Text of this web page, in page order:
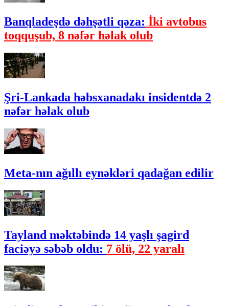
Banqladeşdə dəhşətli qəza: İki avtobus
toqquşub, 8 nəfər həlak olub
Şri-Lankada həbsxanadakı insidentdə 2
nəfər həlak olub
Meta-nın ağıllı eynəkləri qadağan edilir
Tayland məktəbində 14 yaşlı şagird
faciəyə səbəb oldu: 7 ölü, 22 yaralı